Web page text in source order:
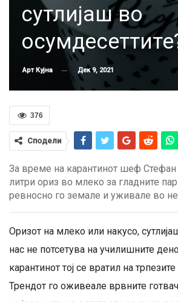
сутлијаш во
Арт Кујна Дек 9, 2021
376
Сподели
За време на карантинот шеф
литри ориз во млеко за гладните
ревносно го земале и уживале во
Оризот на млеко или накусо,
нас не потсетува на училишните
карантинот тој се вратил на
Трендот го оживеале врвните